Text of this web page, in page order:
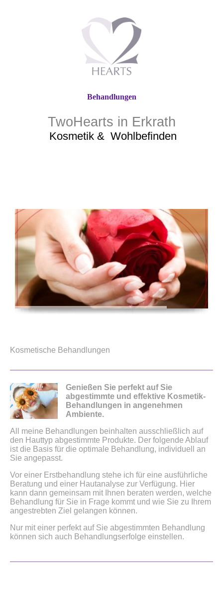
TwoHearts in Erkrath
Kosmetik & Wohlbefinden
Behandlungen
Kosmetische Behandlungen
Genießen Sie perfekt auf Sie
abgestimmte und effektive Kosmetik-
Behandlungen in angenehmen
Ambiente.
All meine Behandlungen beinhalten ausschließlich auf
den Hauttyp abgestimmte Produkte. Der folgende Ablauf
ist die Basis für die optimale Behandlung, individuell an
Sie angepasst.
Vor einer Erstbehandlung stehe ich für eine ausführliche
Beratung und einer Hautanalyse zur Verfügung. Hier
kann dann gemeinsam mit Ihnen beraten werden, welche
Behandlung für Sie in Frage kommt und wie Sie zu Ihrem
angestrebten Ziel gelangen können.
Nur mit einer perfekt auf Sie abgestimmten Behandlung
können sich auch Behandlungserfolge einstellen.